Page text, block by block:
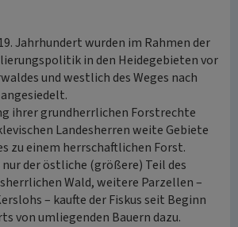
Jahrhundert wurden im Rahmen der
in den Heidegebieten vor
und westlich des Weges nach
ihrer grundherrlichen Forstrechte
Landesherren weite Gebiete
zu einem herrschaftlichen Forst.
der östliche (größere) Teil des
Wald, weitere Parzellen –
– kaufte der Fiskus seit Beginn
von umliegenden Bauern dazu.